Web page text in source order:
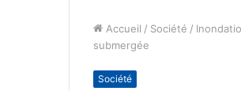
Accueil / Société /
submergée
Société